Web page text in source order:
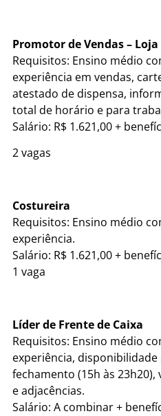
Promotor de Vendas –
Requisitos: Ensino médio
experiência em vendas,
atestado de dispensa,
total de horário e para
Salário: R$ 1.621,00 +
2 vagas
Costureira
Requisitos: Ensino médio
experiência.
Salário: R$ 1.621,00 +
1 vaga
Líder de Frente de Caixa
Requisitos: Ensino médio
experiência,
fechamento (15h às 23h20),
e adjacências.
Salário: A combinar +